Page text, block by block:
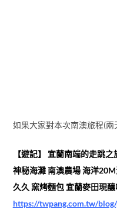
如果大家對本次南澳旅程(
【遊記】 宜蘭南端的走跳
神秘海灘 南澳農場 海洋
久久 窯烤麵包 宜蘭麥田現
https://twpang.com.tw/